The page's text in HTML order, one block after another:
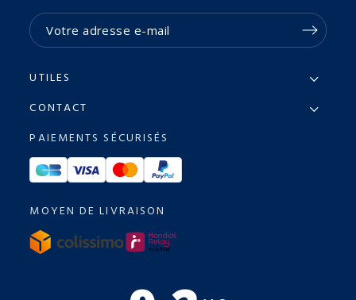
UTILES
CONTACT
PAIEMENTS SÉCURISÉS
MOYEN DE LIVRAISON